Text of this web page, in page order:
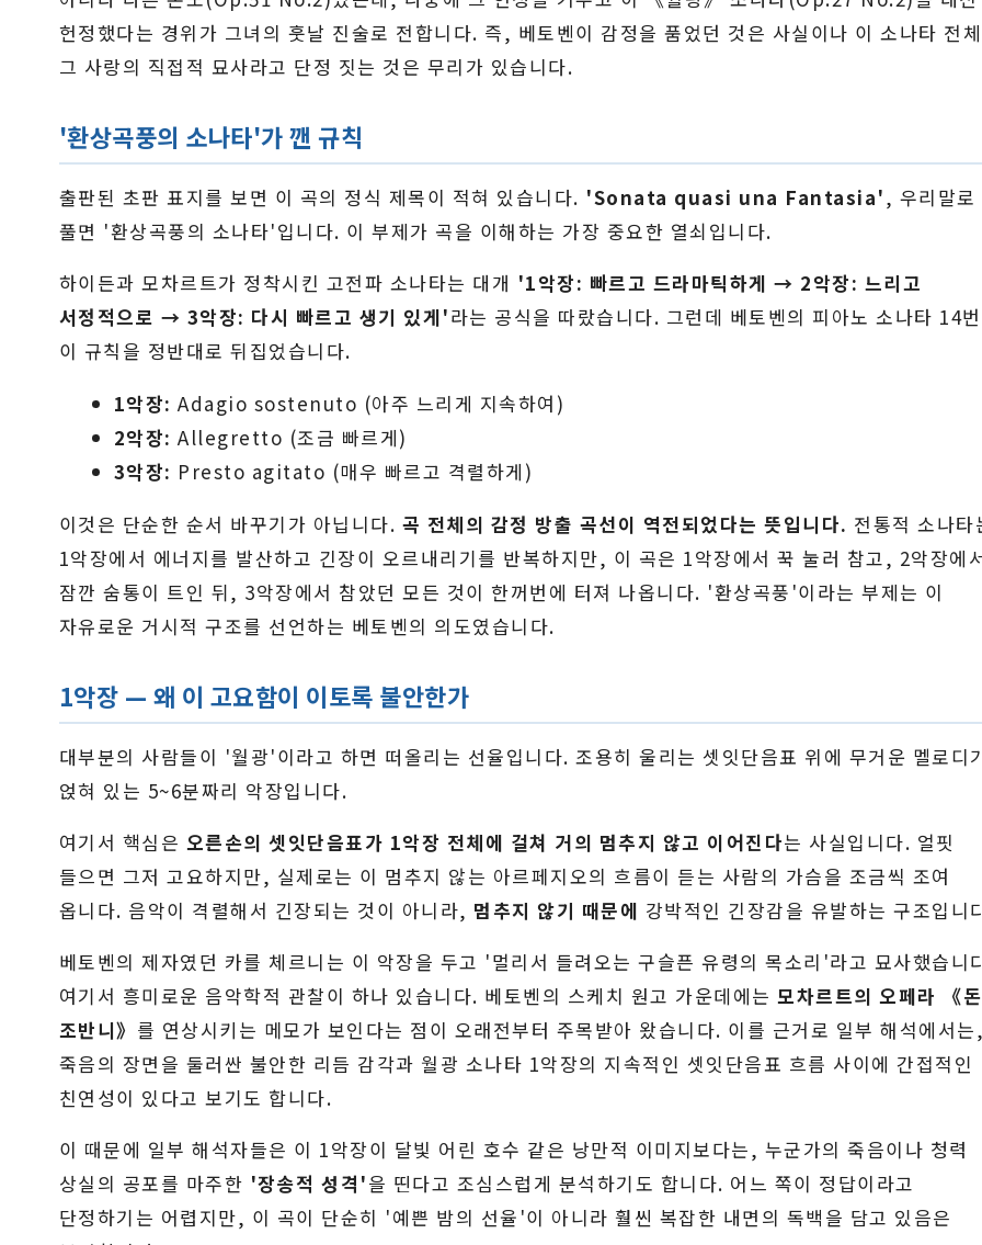
헌정했다는 경위가 그녀의 훗날 진술로 전합니다. 즉, 베토벤이 감정을 품었던 것은 사실이나 이 소나타 전
그 사랑의 직접적 묘사라고 단정 짓는 것은 무리가 있습니다.
'환상곡풍의 소나타'가 깬 규칙
출판된 초판 표지를 보면 이 곡의 정식 제목이 적혀 있습니다. 'Sonata quasi una Fantasia', 우리말로
풀면 '환상곡풍의 소나타'입니다. 이 부제가 곡을 이해하는 가장 중요한 열쇠입니다.
하이든과 모차르트가 정착시킨 고전파 소나타는 대개 '1악장: 빠르고 드라마틱하게 → 2악장: 느리고
서정적으로 → 3악장: 다시 빠르고 생기 있게'라는 공식을 따랐습니다. 그런데 베토벤의 피아노 소나타 14
이 규칙을 정반대로 뒤집었습니다.
1악장: Adagio sostenuto (아주 느리게 지속하여)
2악장: Allegretto (조금 빠르게)
3악장: Presto agitato (매우 빠르고 격렬하게)
이것은 단순한 순서 바꾸기가 아닙니다. 곡 전체의 감정 방출 곡선이 역전되었다는 뜻입니다. 전통적 소나타
1악장에서 에너지를 발산하고 긴장이 오르내리기를 반복하지만, 이 곡은 1악장에서 꾹 눌러 참고, 2악장에
잠깐 숨통이 트인 뒤, 3악장에서 참았던 모든 것이 한꺼번에 터져 나옵니다. '환상곡풍'이라는 부제는 이
자유로운 거시적 구조를 선언하는 베토벤의 의도였습니다.
1악장 — 왜 이 고요함이 이토록 불안한가
대부분의 사람들이 '월광'이라고 하면 떠올리는 선율입니다. 조용히 울리는 셋잇단음표 위에 무거운 멜로디
얹혀 있는 5~6분짜리 악장입니다.
여기서 핵심은 오른손의 셋잇단음표가 1악장 전체에 걸쳐 거의 멈추지 않고 이어진다는 사실입니다. 얼핏
들으면 그저 고요하지만, 실제로는 이 멈추지 않는 아르페지오의 흐름이 듣는 사람의 가슴을 조금씩 조여
옵니다. 음악이 격렬해서 긴장되는 것이 아니라, 멈추지 않기 때문에 강박적인 긴장감을 유발하는 구조입니
베토벤의 제자였던 카를 체르니는 이 악장을 두고 '멀리서 들려오는 구슬픈 유령의 목소리'라고 묘사했습니
여기서 흥미로운 음악학적 관찰이 하나 있습니다. 베토벤의 스케치 원고 가운데에는모차르트의 오페라 《돈
조반니》 를 연상시키는 메모가 보인다는 점이 오래전부터 주목받아 왔습니다. 이를 근거로 일부 해석에서
죽음의 장면을 둘러싼 불안한 리듬 감각과 월광 소나타 1악장의 지속적인 셋잇단음표 흐름 사이에 간접적인
친연성이 있다고 보기도 합니다.
이 때문에 일부 해석자들은 이 1악장이 달빛 어린 호수 같은 낭만적 이미지보다는, 누군가의 죽음이나 청력
상실의 공포를 마주한 '장송적 성격'을 띤다고 조심스럽게 분석하기도 합니다. 어느 쪽이 정답이라고
단정하기는 어렵지만, 이 곡이 단순히 '예쁜 밤의 선율'이 아니라 훨씬 복잡한 내면의 독백을 담고 있음은